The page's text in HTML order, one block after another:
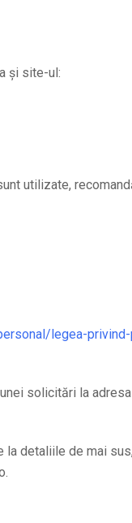
și site-ul:
utilizate,
legea-
solicitări la
detaliile de mai